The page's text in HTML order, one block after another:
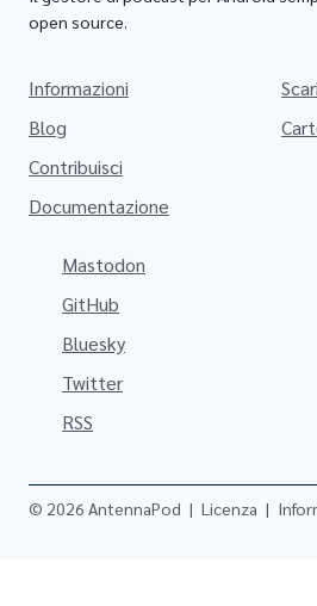
open source.
Informazioni
Blog
Contribuisci
Documentazione
Mastodon
GitHub
Bluesky
Twitter
RSS
© 2026 AntennaPod | Licenza |